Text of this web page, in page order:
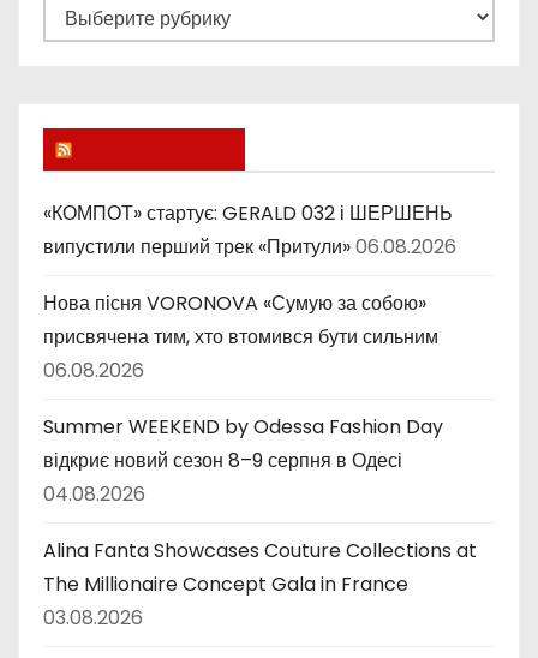
у
к
и
«КОМПОТ» стартує: GERALD 032 і ШЕРШЕНЬ
випустили перший трек «Притули»06.08.2026
Нова пісня VORONOVA «Сумую за собою»
присвячена тим, хто втомився бути сильним
06.08.2026
Summer WEEKEND by Odessa Fashion Day
відкриє новий сезон 8–9 серпня в Одесі
04.08.2026
Alina Fanta Showcases Couture Collections at
The Millionaire Concept Gala in France
03.08.2026